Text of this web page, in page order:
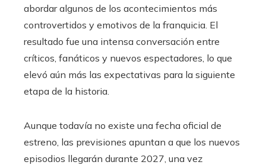
abordar algunos de los acontecimientos más
controvertidos y emotivos de la franquicia. El
resultado fue una intensa conversación entre
críticos, fanáticos y nuevos espectadores, lo que
elevó aún más las expectativas para la siguiente
etapa de la historia.
Aunque todavía no existe una fecha oficial de
estreno, las previsiones apuntan a que los nuevos
episodios llegarán durante 2027, una vez